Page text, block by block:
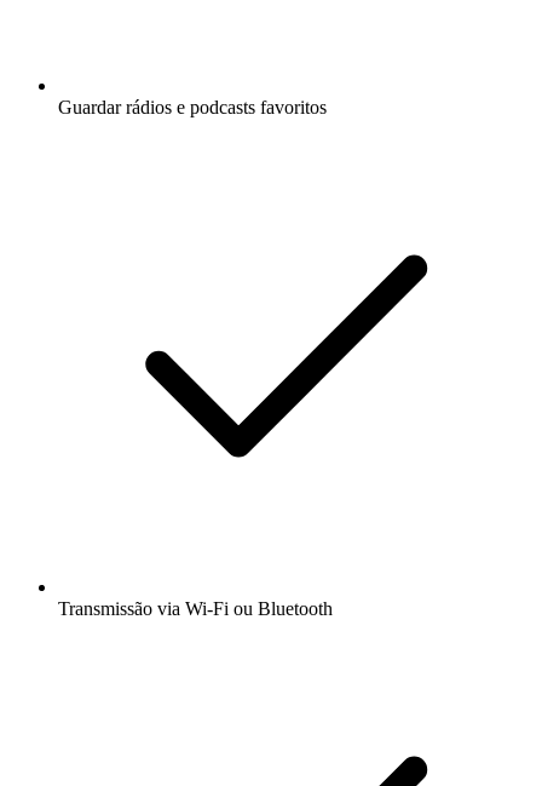
Guardar rádios e podcasts favoritos
Transmissão via Wi-Fi ou Bluetooth